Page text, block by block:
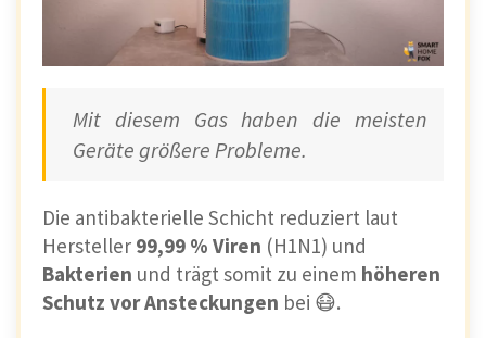
Mit diesem Gas haben die meisten
Geräte größere Probleme.
Die antibakterielle Schicht reduziert laut
Hersteller 99,99 % Viren (H1N1) und
Bakterien und trägt somit zu einem höheren
Schutz vor Ansteckungen bei 😷.